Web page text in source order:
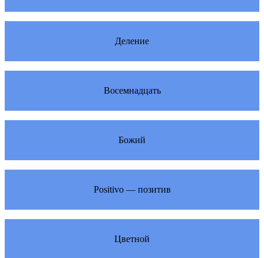
Деление
Восемнадцать
Божий
Positivo — позитив
Цветной